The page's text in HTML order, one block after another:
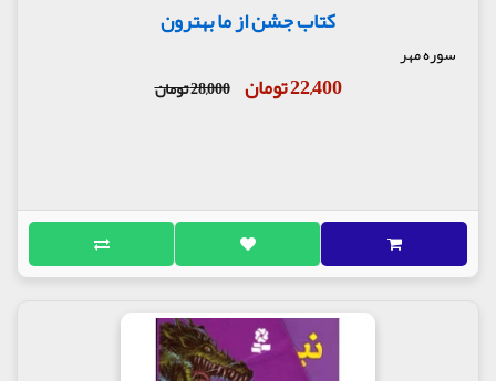
کتاب جشن از ما بهترون
سوره مهر
22,400 تومان 28,000 تومان